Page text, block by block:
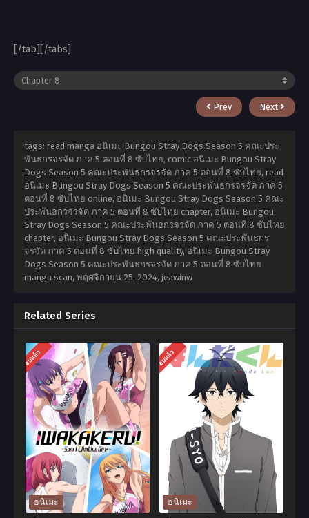
[/tab][/tabs]
Prev Next
tags: read manga อนิเมะ Bungou Stray Dogs Season 5 คณะประ
พันธกรจรจัด ภาค 5 ตอนที่ 8 ซับไทย, comic อนิเมะ Bungou Stray
Dogs Season 5 คณะประพันธกรจรจัด ภาค 5 ตอนที่ 8 ซับไทย, read
อนิเมะ Bungou Stray Dogs Season 5 คณะประพันธกรจรจัด ภาค 5
ตอนที่ 8 ซับไทย online, อนิเมะ Bungou Stray Dogs Season 5 คณะ
ประพันธกรจรจัด ภาค 5 ตอนที่ 8 ซับไทย chapter, อนิเมะ Bungou
Stray Dogs Season 5 คณะประพันธกรจรจัด ภาค 5 ตอนที่ 8 ซับไทย
chapter, อนิเมะ Bungou Stray Dogs Season 5 คณะประพันธกร
จรจัด ภาค 5 ตอนที่ 8 ซับไทย high quality, อนิเมะ Bungou Stray
Dogs Season 5 คณะประพันธกรจรจัด ภาค 5 ตอนที่ 8 ซับไทย
manga scan, พฤศจิกายน 25, 2024, jeawinw
Related Series
จบแล้ว
อนิเมะ
จบแล้ว
อนิเมะ